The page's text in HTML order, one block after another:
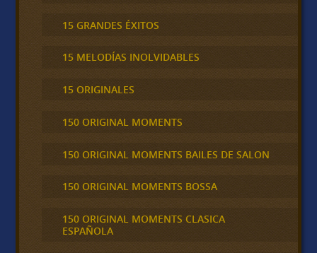
15 GRANDES ÉXITOS
15 MELODÍAS INOLVIDABLES
15 ORIGINALES
150 ORIGINAL MOMENTS
150 ORIGINAL MOMENTS BAILES DE SALON
150 ORIGINAL MOMENTS BOSSA
150 ORIGINAL MOMENTS CLASICA
ESPAÑOLA